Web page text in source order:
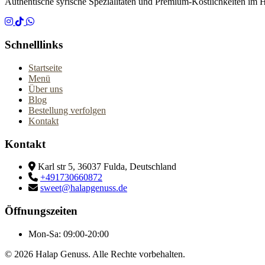
Schnelllinks
Startseite
Menü
Über uns
Blog
Bestellung verfolgen
Kontakt
Kontakt
Karl str 5, 36037 Fulda, Deutschland
+491730660872
sweet@halapgenuss.de
Öffnungszeiten
Mon-Sa: 09:00-20:00
© 2026 Halap Genuss. Alle Rechte vorbehalten.